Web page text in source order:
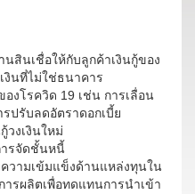
นเชื่อให้กับลูกค้าเงินกู้ของ
นที่ไม่ใช่ธนาคาร
งโรควิด 19 เช่น การเลื่อน
ปรับลดอัตราดอกเบี้ย
วงเงินใหม่
ารจัดชั้นหนี้
วามเข้มแข็งด้านแหล่งทุนใน
รผลิตเพื่อทดแทนการนำเข้า